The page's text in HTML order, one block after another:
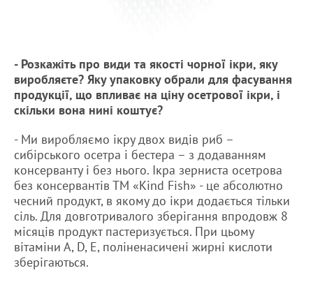
- Розкажіть про види та якості чорної ікри, яку
виробляєте? Яку упаковку обрали для фасування
продукції, що впливає на ціну осетрової ікри, і
скільки вона нині коштує?
- Ми виробляємо ікру двох видів риб –
сибірського осетра і бестера – з додаванням
консерванту і без нього. Ікра зерниста осетрова
без консервантів ТМ «Kind Fish» - це абсолютно
чесний продукт, в якому до ікри додається тільки
сіль. Для довготривалого зберігання впродовж 8
місяців продукт пастеризується. При цьому
вітаміни А, D, E, поліненасичені жирні кислоти
зберігаються.